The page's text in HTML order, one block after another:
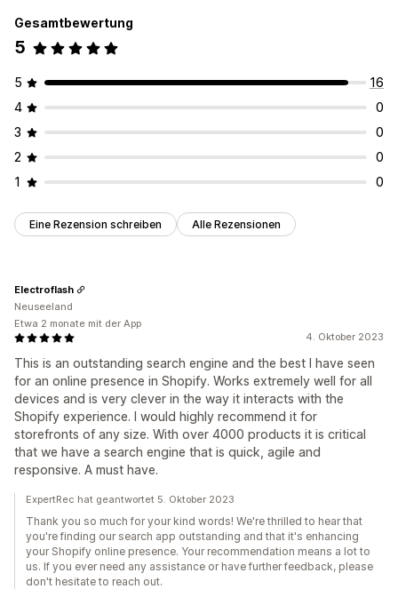
Gesamtbewertung
5
5
16
4
0
3
0
2
0
1
0
Eine Rezension schreiben Alle Rezensionen
4. Oktober 2023
This is an outstanding search engine and the best I have seen
for an online presence in Shopify. Works extremely well for all
devices and is very clever in the way it interacts with the
Shopify experience. I would highly recommend it for
storefronts of any size. With over 4000 products it is critical
that we have a search engine that is quick, agile and
responsive. A must have.
Electroflash
Neuseeland
Etwa 2 monate mit der App
ExpertRec hat geantwortet 5. Oktober 2023
Thank you so much for your kind words! We're thrilled to hear that
you're finding our search app outstanding and that it's enhancing
your Shopify online presence. Your recommendation means a lot to
us. If you ever need any assistance or have further feedback, please
don't hesitate to reach out.